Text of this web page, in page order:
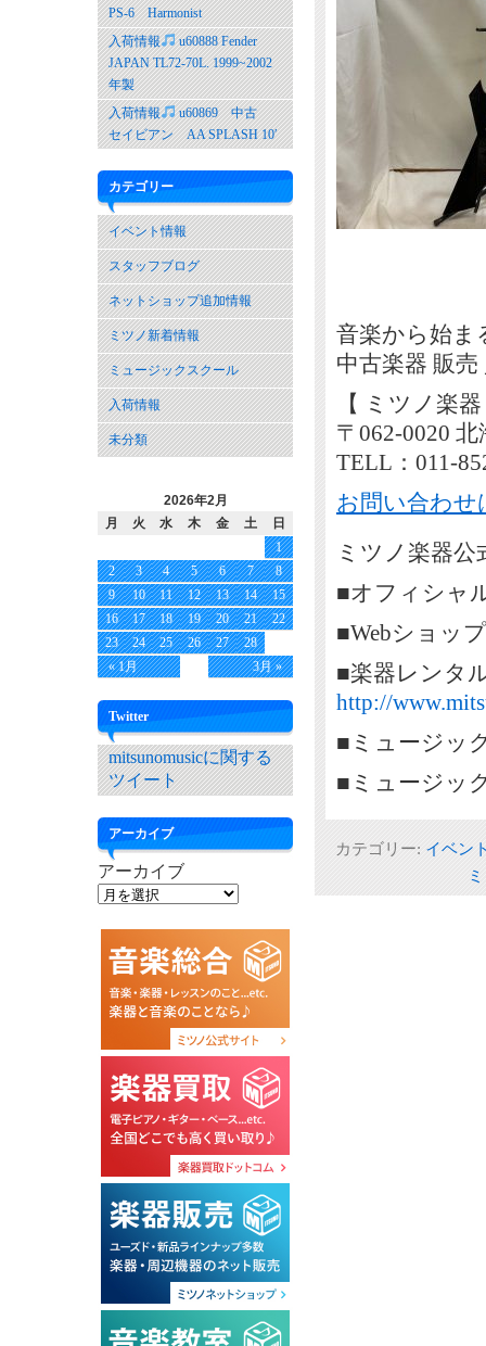
音楽から始ま
中古楽器 販
【 ミツノ楽
〒062-0020
TELL：011-
お問い合わせ
ミツノ楽器
■オフィシャ
■Webショッ
■楽器レンタ
http://
■ミュージッ
■ミュージッ
カテゴリー: イベン
PS-6 Harmonist
入荷情報
u60888 Fender
JAPAN TL72-70L. 1999~2002
年製
入荷情報
u60869 中古
セイビアン AA SPLASH 10′
カテゴリー
イベント情報
スタッフブログ
ネットショップ追加情報
ミツノ新着情報
ミュージックスクール
入荷情報
未分類
2026年2月
月
火 水 木 金 土 日
« 1月 3月 »
1
2
3 4 5 6 7
8
9
10 11 12 13 14
15
16
17 18 19 20 21
22
23
24 25 26 27 28
Twitter
mitsunomusicに関する
ツイート
アーカイブ
アーカイブ